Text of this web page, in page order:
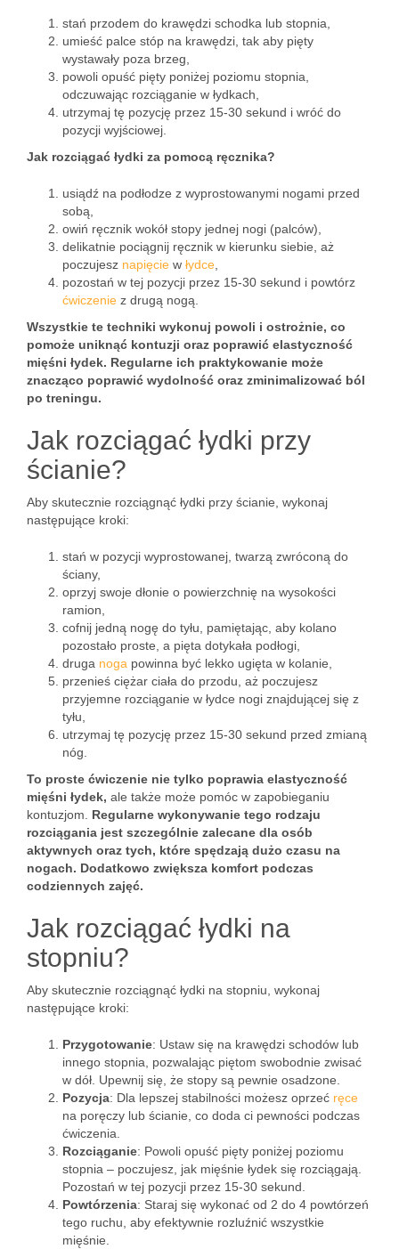
stań przodem do krawędzi schodka lub stopnia,
umieść palce stóp na krawędzi, tak aby pięty
wystawały poza brzeg,
powoli opuść pięty poniżej poziomu stopnia,
odczuwając rozciąganie w łydkach,
utrzymaj tę pozycję przez 15-30 sekund i wróć do
pozycji wyjściowej.
Jak rozciągać łydki za pomocą ręcznika?
usiądź na podłodze z wyprostowanymi nogami przed
sobą,
owiń ręcznik wokół stopy jednej nogi (palców),
delikatnie pociągnij ręcznik w kierunku siebie, aż
poczujesz napięcie w łydce
pozostań w tej pozycji przez 15-30 sekund i powtórz
ćwiczenie z drugą nogą.
Wszystkie te techniki wykonuj powoli i ostrożnie, co
pomoże uniknąć kontuzji oraz poprawić elastyczność
mięśni łydek. Regularne ich praktykowanie może
znacząco poprawić wydolność oraz zminimalizować ból
po treningu.
Jak rozciągać łydki przy
ścianie?
Aby skutecznie rozciągnąć łydki przy ścianie, wykonaj
następujące kroki:
stań w pozycji wyprostowanej, twarzą zwróconą do
ściany,
oprzyj swoje dłonie o powierzchnię na wysokości
ramion,
cofnij jedną nogę do tyłu, pamiętając, aby kolano
pozostało proste, a pięta dotykała podłogi,
druga noga powinna być lekko ugięta w kolanie,
przenieś ciężar ciała do przodu, aż poczujesz
przyjemne rozciąganie w łydce nogi znajdującej się z
tyłu,
utrzymaj tę pozycję przez 15-30 sekund przed zmianą
nóg.
To proste ćwiczenie nie tylko poprawia elastyczność
mięśni łydek, ale także może pomóc w zapobieganiu
kontuzjom. Regularne wykonywanie tego rodzaju
rozciągania jest szczególnie zalecane dla osób
aktywnych oraz tych, które spędzają dużo czasu na
nogach. Dodatkowo zwiększa komfort podczas
codziennych zajęć.
Jak rozciągać łydki na
stopniu?
Aby skutecznie rozciągnąć łydki na stopniu, wykonaj
następujące kroki:
Przygotowanie: Ustaw się na krawędzi schodów lub
innego stopnia, pozwalając piętom swobodnie zwisać
w dół. Upewnij się, że stopy są pewnie osadzone.
Pozycja: Dla lepszej stabilności możesz oprzeć ręce
na poręczy lub ścianie, co doda ci pewności podczas
ćwiczenia.
Rozciąganie: Powoli opuść pięty poniżej poziomu
stopnia – poczujesz, jak mięśnie łydek się rozciągają.
Pozostań w tej pozycji przez 15-30 sekund.
Powtórzenia: Staraj się wykonać od 2 do 4 powtórzeń
tego ruchu, aby efektywnie rozluźnić wszystkie
mięśnie.